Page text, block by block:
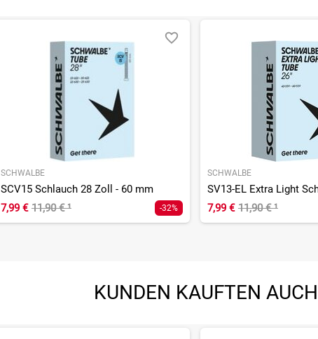
SCHWALBE
SCV15 Schlauch 28 Zoll - 60 mm
7,99 € 11,90 €¹ -32%
SCHWALBE
7,99 € 11,90 €¹
KUNDEN KAUFTEN AUCH